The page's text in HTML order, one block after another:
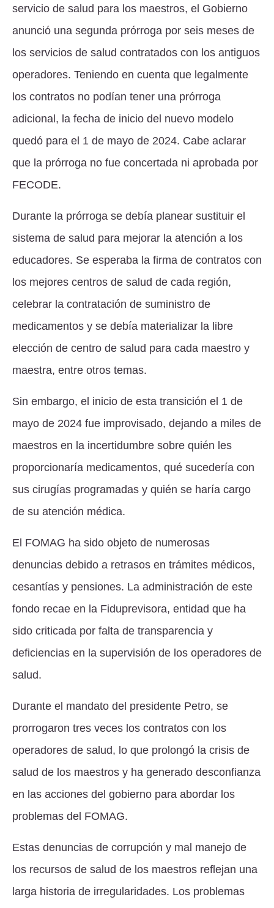
servicio de salud para los maestros, el Gobierno
anunció una segunda prórroga por seis meses de
los servicios de salud contratados con los antiguos
operadores. Teniendo en cuenta que legalmente
los contratos no podían tener una prórroga
adicional, la fecha de inicio del nuevo modelo
quedó para el 1 de mayo de 2024. Cabe aclarar
que la prórroga no fue concertada ni aprobada por
FECODE.
Durante la prórroga se debía planear sustituir el
sistema de salud para mejorar la atención a los
educadores. Se esperaba la firma de contratos con
los mejores centros de salud de cada región,
celebrar la contratación de suministro de
medicamentos y se debía materializar la libre
elección de centro de salud para cada maestro y
maestra, entre otros temas.
Sin embargo, el inicio de esta transición el 1 de
mayo de 2024 fue improvisado, dejando a miles de
maestros en la incertidumbre sobre quién les
proporcionaría medicamentos, qué sucedería con
sus cirugías programadas y quién se haría cargo
de su atención médica.
El FOMAG ha sido objeto de numerosas
denuncias debido a retrasos en trámites médicos,
cesantías y pensiones. La administración de este
fondo recae en la Fiduprevisora, entidad que ha
sido criticada por falta de transparencia y
deficiencias en la supervisión de los operadores de
salud.
Durante el mandato del presidente Petro, se
prorrogaron tres veces los contratos con los
operadores de salud, lo que prolongó la crisis de
salud de los maestros y ha generado desconfianza
en las acciones del gobierno para abordar los
problemas del FOMAG.
Estas denuncias de corrupción y mal manejo de
los recursos de salud de los maestros reflejan una
larga historia de irregularidades. Los problemas